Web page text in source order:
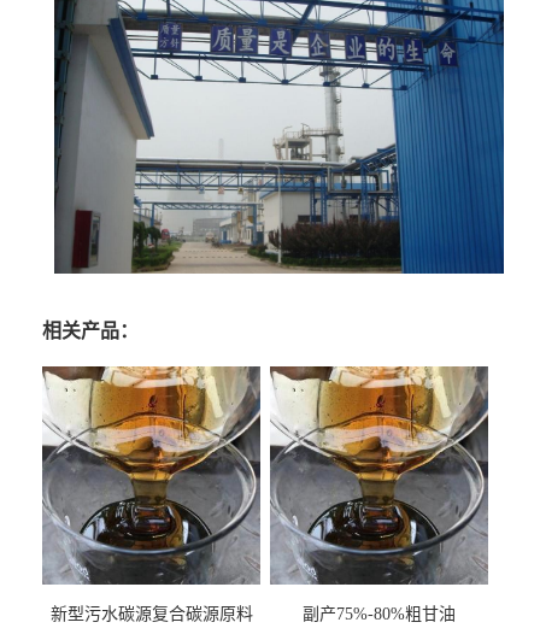
相关产品：
新型污水碳源复合碳源原料
副产75%-80%粗甘油